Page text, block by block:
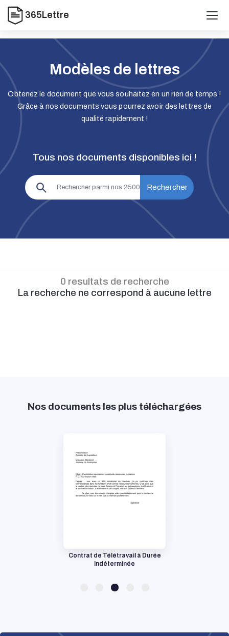
365Lettre
Modèles de lettres
Obtenez le document que vous souhaitez en un rien de temps !
Grâce à nos documents vous pourrez avoir des lettres de
qualité rapidement !
Tous nos documents disponibles ici !
Rechercher
0 resultats de recherche
La recherche ne correspond à aucune lettre
Nos documents les plus téléchargées
Contrat de Télétravail à Durée
Indéterminée